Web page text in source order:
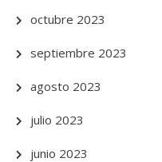
octubre 2023
septiembre 2023
agosto 2023
julio 2023
junio 2023